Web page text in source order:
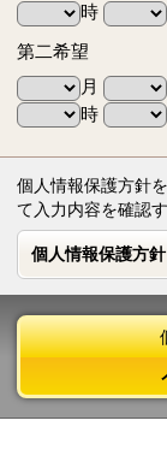
時
第二希望
月
時
個人情報保護方針
て入力内容を確認
個人情報保護方針
個人情報保護方